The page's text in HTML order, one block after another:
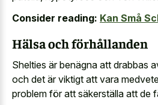
Consider reading: Kan Små
Hälsa och förhållanden
Shelties är benägna att drabbas
och det är viktigt att vara
problem för att säkerställa att de